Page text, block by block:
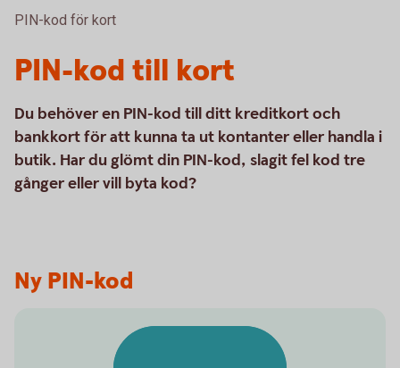
PIN-kod för kort
PIN-kod till kort
Du behöver en PIN-kod till ditt kreditkort och
bankkort för att kunna ta ut kontanter eller handla i
butik. Har du glömt din PIN-kod, slagit fel kod tre
gånger eller vill byta kod?
Ny PIN-kod